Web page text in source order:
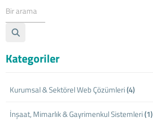
Kategoriler
Kurumsal & Sektörel Web Çözümleri(4)
İnşaat, Mimarlık & Gayrimenkul Sistemleri(1)